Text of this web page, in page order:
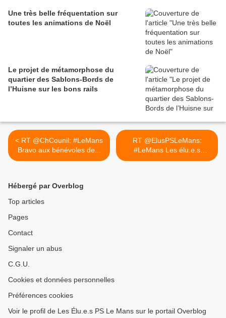
Une très belle fréquentation sur
toutes les animations de Noël
Le projet de métamorphose du
quartier des Sablons-Bords de
l’Huisne sur les bons rails
< RT @ChCounil: #LeMans
Bravo aux bénévoles de...
RT @ElusPSLeMans:
#LeMans Les élu.e.s
socialistes... >
Hébergé par Overblog
Top articles
Pages
Contact
Signaler un abus
C.G.U.
Cookies et données personnelles
Préférences cookies
Voir le profil de Les Élu.e.s PS Le Mans sur le portail Overblog